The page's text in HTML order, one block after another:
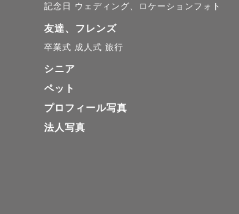
生
本
幅
ジ
大
写
記念日 ウェディング、ロケーションフォト
友達、フレンズ
卒業式 成人式 旅行
シニア
ペット
プロフィール写真
法人写真